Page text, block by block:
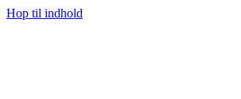
Hop til indhold